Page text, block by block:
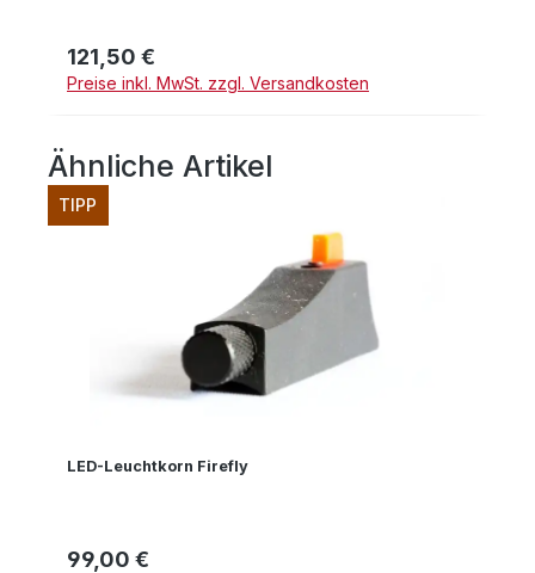
Regulärer Preis:
121,50 €
Preise inkl. MwSt. zzgl. Versandkosten
Produktgalerie überspringen
Ähnliche Artikel
TIPP
LED-Leuchtkorn Firefly
Regulärer Preis:
99,00 €